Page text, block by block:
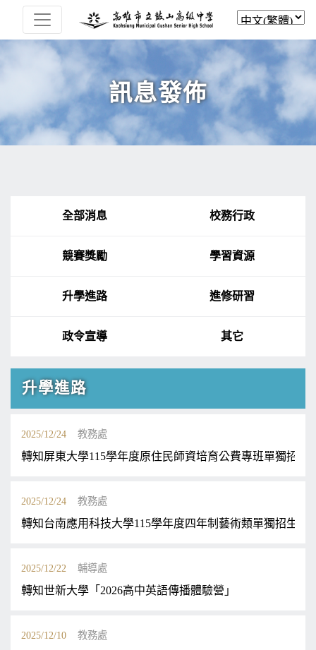
訊息發佈
全部消息 校務行政
競賽獎勵 學習資源
升學進路 進修研習
政令宣導 其它
升學進路
2025/12/24 教務處
轉知屏東大學115學年度原住民師資培育公費專班單獨招生
2025/12/24 教務處
轉知台南應用科技大學115學年度四年制藝術類單獨招生簡
2025/12/22 輔導處
轉知世新大學「2026高中英語傳播體驗營」
2025/12/10 教務處